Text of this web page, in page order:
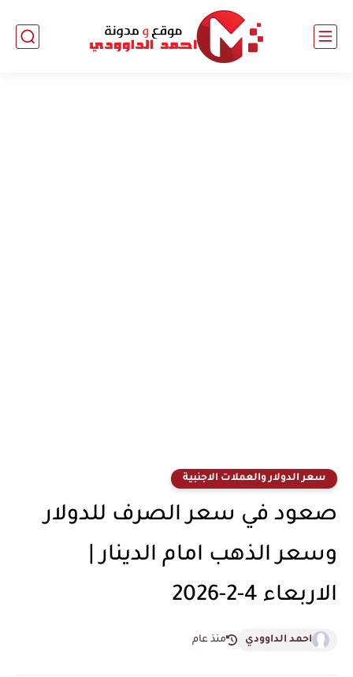
سعر الدولار والعملات الاجنبية
صعود في سعر الصرف للدولار
وسعر الذهب امام الدينار |
الاربعاء 4-2-2026
احمد الداوودي منذ عام